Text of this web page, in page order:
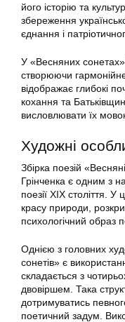
його історію та
збереження
єднання і
У «Весняних сонетах»
створюючи
відображає глибокі
кохання та
висловлювати їх
Художні
Збірка поезій
Грінченка є одним з
поезії XIX століття.
красу природи,
психологічний образ
Однією з головних
сонетів» є
складається з
двовіршем. Така
дотримуватись
поетичний задум.